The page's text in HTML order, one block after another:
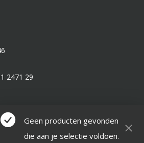
Geen producten gevonden
die aan je selectie voldoen.
2471 29